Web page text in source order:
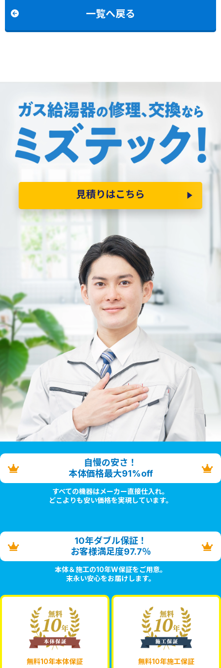
一覧へ戻る
見積りはこちら
自慢の安さ！
本体価格最大91%off
すべての機器はメーカー直接仕入れ。
どこよりも安い価格を実現しています。
10年ダブル保証！
お客様満足度97.7％
本体＆施工の10年W保証をご用意。
末永い安心をお届けします。
無料10年本体保証 無料10年施工保証